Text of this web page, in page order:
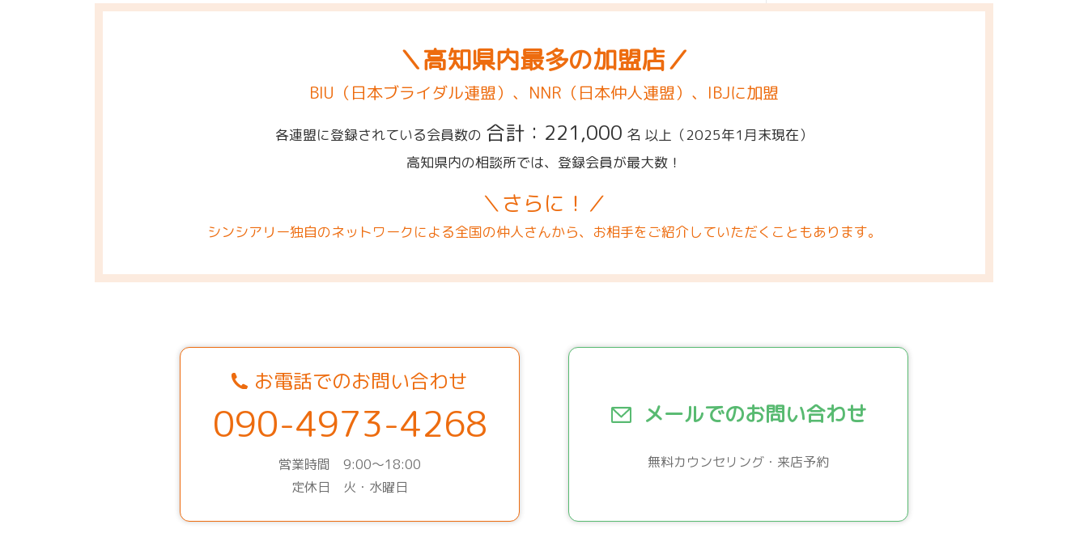
＼高知県内最多の加盟店／
BIU（日本ブライダル連盟）、NNR（日本仲人連盟）、IBJに加盟
各連盟に登録されている会員数の 合計：221,000 名 以上 （2025年1月末現在）
高知県内の相談所では、登録会員が最大数！
＼さらに！／
シンシアリー独自のネットワークによる全国の仲人さんから、お相手をご紹介していただくこともあります。
お電話でのお問い合わせ
090-4973-4268
営業時間 9:00～18:00
定休日 火・水曜日
メールでのお問い合わせ
無料カウンセリング・来店予約